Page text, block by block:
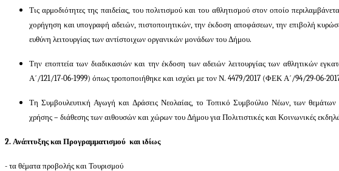
Τις αρμοδιότητες της παιδείας, του πολιτισμού και του αθλητισμού στον οποίο
χορήγηση και υπογραφή αδειών, πιστοποιητικών, την έκδοση αποφάσεων, την επιβολή
ευθύνη λειτουργίας των αντίστοιχων οργανικών μονάδων του Δήμου.
Την εποπτεία των διαδικασιών και την έκδοση των αδειών λειτουργίας των αθλητικών
Α΄/121/17-06-1999) όπως τροποποιήθηκε και ισχύει με τον Ν. 4479/2017 (ΦΕΚ Α΄/94/29-06-
Τη Συμβουλευτική Αγωγή και Δράσεις Νεολαίας, το Τοπικό Συμβούλιο Νέων, των
χρήσης – διάθεσης των αιθουσών και χώρων του Δήμου για Πολιτιστικές και Κοινωνικές
2. Ανάπτυξης και Προγραμματισμού και ιδίως
- τα θέματα προβολής και Τουρισμού